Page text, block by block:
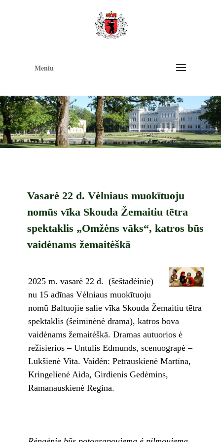
Meniu
Vasarė 22 d. Vėlniaus muokītuoju
nomūs vīka Skouda Žemaitiu tētra
spektaklis „Omžėns vāks“, katros būs
vaidėnams žemaitėškā
2025 m. vasarė 22 d. (šeštadėinie)
nu 15 adīnas Vėlniaus muokītuoju
nomū Baltuojie salie vīka Skouda Žemaitiu tētra
spektaklis (šeimīnėnė drama), katros bova
vaidėnams žemaitėškā. Dramas autuorios ė
režisierios – Untulis Edmunds, scenuograpė –
Lukšienė Vita. Vaidėn: Petrauskienė Martīna,
Kringelienė Aida, Girdienis Gedėmins,
Ramanauskienė Regina.